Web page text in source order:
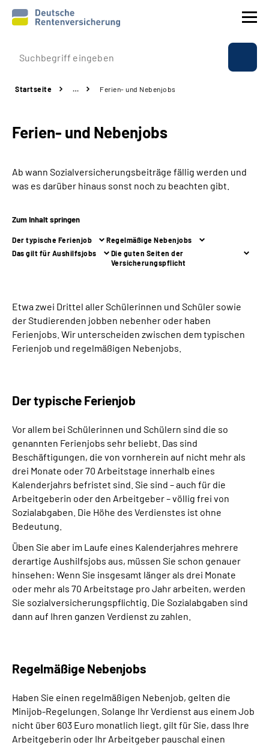
Prävention
Rente
Beratung & Kontakt
Language
Leichte Sprache
Mein Kundenportal
Startseite … Ferien- und Nebenjobs
Ferien- und Nebenjobs
Ab wann Sozialversicherungsbeiträge fällig werden und
was es darüber hinaus sonst noch zu beachten gibt.
Zum Inhalt springen
Der typische Ferienjob
Regelmäßige Nebenjobs
Das gilt für Aushilfsjobs
Die guten Seiten der
Versicherungspflicht
Etwa zwei Drittel aller Schülerinnen und Schüler sowie
der Studierenden jobben nebenher oder haben
Ferienjobs. Wir unterscheiden zwischen dem typischen
Ferienjob und regelmäßigen Nebenjobs.
Der typische Ferienjob
Vor allem bei Schülerinnen und Schülern sind die so
genannten Ferienjobs sehr beliebt. Das sind
Beschäftigungen, die von vornherein auf nicht mehr als
drei Monate oder 70 Arbeitstage innerhalb eines
Kalenderjahrs befristet sind. Sie sind – auch für die
Arbeitgeberin oder den Arbeitgeber – völlig frei von
Sozialabgaben. Die Höhe des Verdienstes ist ohne
Bedeutung.
Üben Sie aber im Laufe eines Kalenderjahres mehrere
derartige Aushilfsjobs aus, müssen Sie schon genauer
hinsehen: Wenn Sie insgesamt länger als drei Monate
oder mehr als 70 Arbeitstage pro Jahr arbeiten, werden
Sie sozialversicherungspflichtig. Die Sozialabgaben sind
dann auf Ihren ganzen Verdienst zu zahlen.
Regelmäßige Nebenjobs
Haben Sie einen regelmäßigen Nebenjob, gelten die
Minijob-Regelungen. Solange Ihr Verdienst aus einem Job
nicht über 603 Euro monatlich liegt, gilt für Sie, dass Ihre
Arbeitgeberin oder Ihr Arbeitgeber pauschal einen